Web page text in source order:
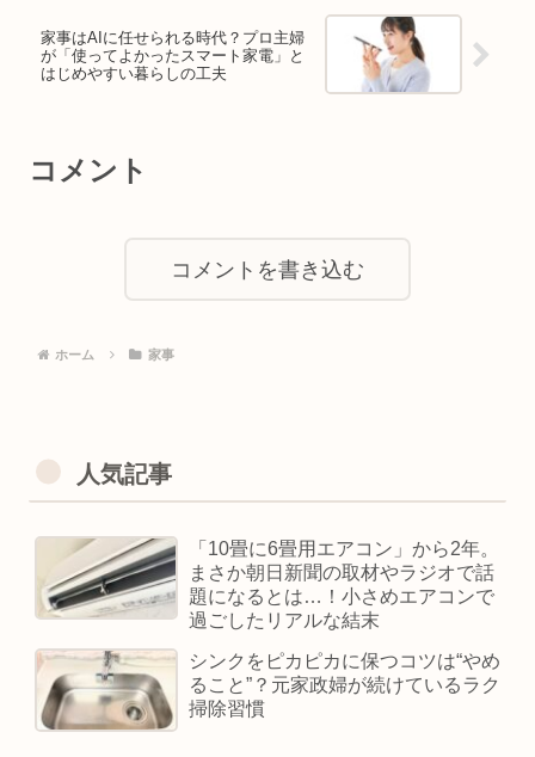
家事はAIに任せられる時代？プロ主婦
が「使ってよかったスマート家電」と
はじめやすい暮らしの工夫
コメント
コメントを書き込む
ホーム 家事
人気記事
「10畳に6畳用エアコン」から2年。
まさか朝日新聞の取材やラジオで話
題になるとは…！小さめエアコンで
過ごしたリアルな結末
シンクをピカピカに保つコツは“やめ
ること”？元家政婦が続けているラク
掃除習慣